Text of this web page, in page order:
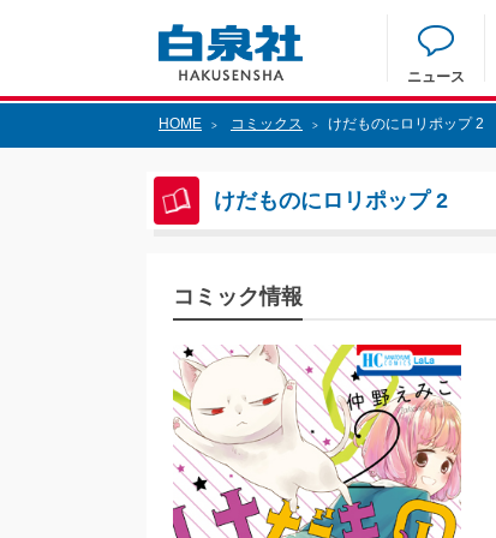
ニュース
HOME > コミックス > けだものにロリポップ 2
けだものにロリポップ 2
コミック情報